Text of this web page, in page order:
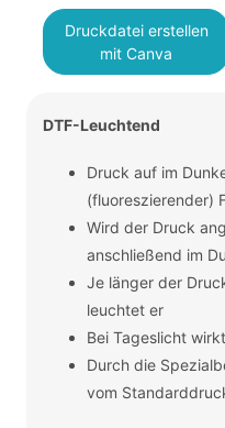
Druckdatei erstellen
mit Canva
DTF-Leuchtend
Druck auf im
(fluoreszierender)
Wird der Druck
anschließend im
Je länger der
leuchtet er
Bei Tageslicht
Durch die
vom